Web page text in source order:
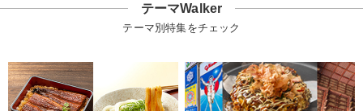
テーマWalker
テーマ別特集をチェック